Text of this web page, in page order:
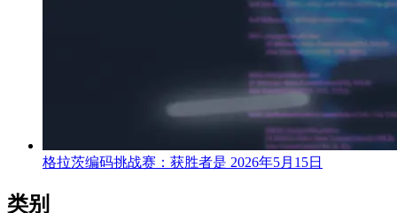
格拉茨编码挑战赛：获胜者是 2026年5月15日
类别